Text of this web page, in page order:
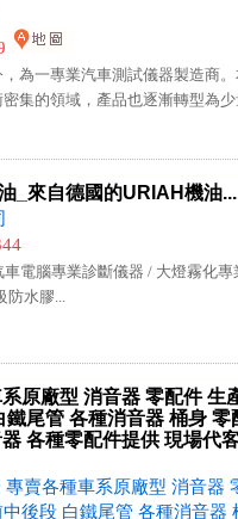
為一專業汽車測試儀器製造商。
集的領域，產品也逐漸轉型為少
_來自德國的URIAH機油
電腦專業診斷儀器 / 大燈霧化專
防水膠...
原廠型 消音器 零配件 生
鐵尾管 各種消音器 桶身 零
各種零配件提供 現場代
專賣各種車系原廠型 消音器
後段 白鐵尾管 各種消音器